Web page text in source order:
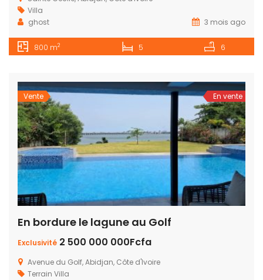
Villa
ghost
3 mois ago
800 m2 5 6
Vente En vente
En bordure le lagune au Golf
Exclusivité 2 500 000 000Fcfa
Avenue du Golf, Abidjan, Côte d'Ivoire
Terrain Villa